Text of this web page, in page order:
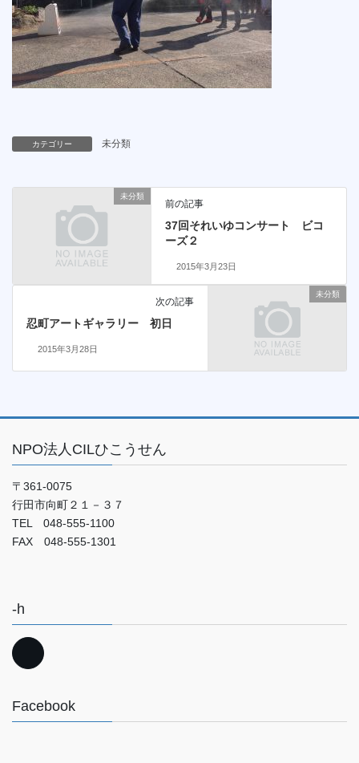
カテゴリー 未分類
未分類
前の記事
37回それいゆコンサート ビコ
ーズ２
2015年3月23日
未分類
次の記事
忍町アートギャラリー 初日
2015年3月28日
NPO法人CILひこうせん
〒361-0075
行田市向町２１－３７
TEL 048-555-1100
FAX 048-555-1301
-h
Facebook